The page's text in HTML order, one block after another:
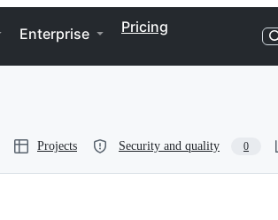
Enterprise Pricing
Projects Security and quality 0